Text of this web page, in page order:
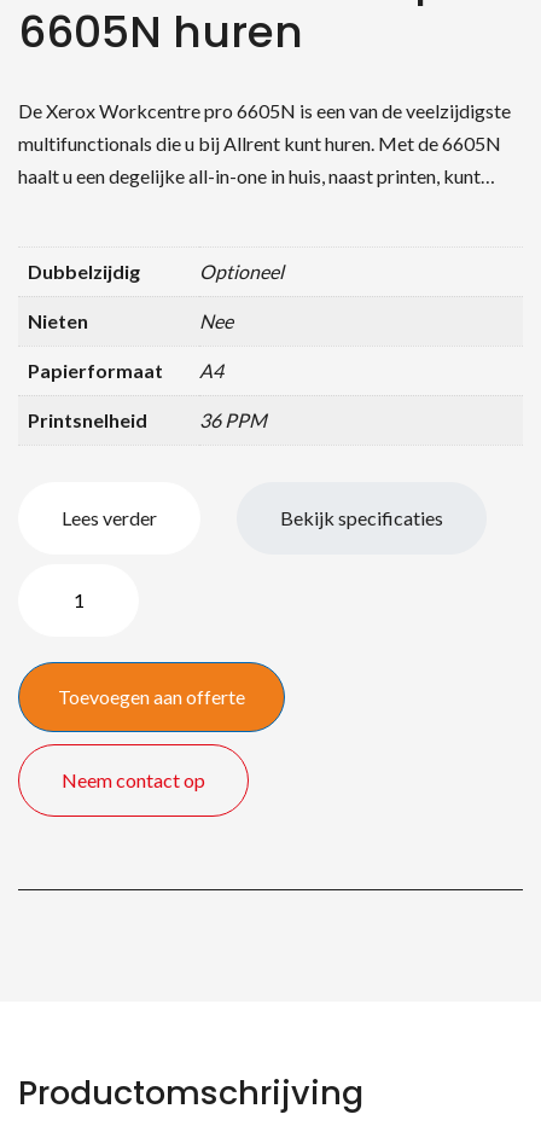
6605N huren
De Xerox Workcentre pro 6605N is een van de veelzijdigste
multifunctionals die u bij Allrent kunt huren. Met de 6605N
haalt u een degelijke all-in-one in huis, naast printen, kunt…
Dubbelzijdig Optioneel
Nieten Nee
Papierformaat A4
Printsnelheid 36 PPM
Lees verder Bekijk specificaties
Workcentre
6605N
quantity
Toevoegen aan offerte
Neem contact op
Productomschrijving